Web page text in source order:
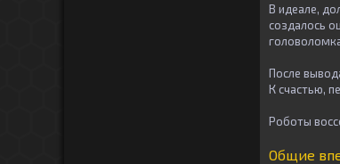
В идеале,
создалось
После
К счастью,
Роботы
Общие